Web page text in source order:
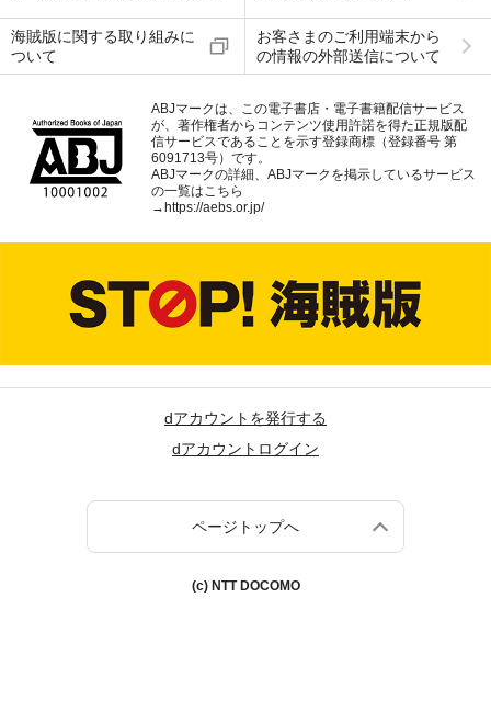
海賊版に関する取り組みに
ついて
お客さまのご利用端末から
の情報の外部送信について
ABJマークは、この電子書店・電子書籍配信サービス
が、著作権者からコンテンツ使用許諾を得た正規版配
信サービスであることを示す登録商標（登録番号 第
6091713号）です。
ABJマークの詳細、ABJマークを掲示しているサービス
の一覧はこちら
→ https://aebs.or.jp/
dアカウントを発行する
dアカウントログイン
ページトップへ
(c) NTT DOCOMO